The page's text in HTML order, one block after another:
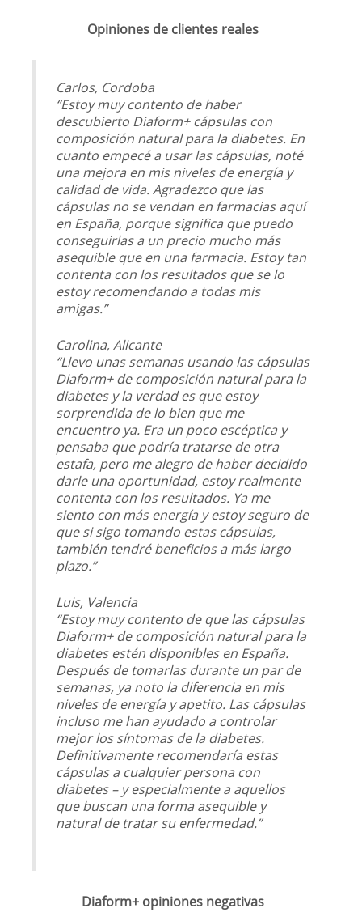
Opiniones de clientes reales
Carlos, Cordoba
“Estoy muy contento de haber
descubierto Diaform+ cápsulas con
composición natural para la diabetes. En
cuanto empecé a usar las cápsulas, noté
una mejora en mis niveles de energía y
calidad de vida. Agradezco que las
cápsulas no se vendan en farmacias aquí
en España, porque significa que puedo
conseguirlas a un precio mucho más
asequible que en una farmacia. Estoy tan
contenta con los resultados que se lo
estoy recomendando a todas mis
amigas.”
Carolina, Alicante
“Llevo unas semanas usando las cápsulas
Diaform+ de composición natural para la
diabetes y la verdad es que estoy
sorprendida de lo bien que me
encuentro ya. Era un poco escéptica y
pensaba que podría tratarse de otra
estafa, pero me alegro de haber decidido
darle una oportunidad, estoy realmente
contenta con los resultados. Ya me
siento con más energía y estoy seguro de
que si sigo tomando estas cápsulas,
también tendré beneficios a más largo
plazo.”
Luis, Valencia
“Estoy muy contento de que las cápsulas
Diaform+ de composición natural para la
diabetes estén disponibles en España.
Después de tomarlas durante un par de
semanas, ya noto la diferencia en mis
niveles de energía y apetito. Las cápsulas
incluso me han ayudado a controlar
mejor los síntomas de la diabetes.
Definitivamente recomendaría estas
cápsulas a cualquier persona con
diabetes – y especialmente a aquellos
que buscan una forma asequible y
natural de tratar su enfermedad.”
Diaform+ opiniones negativas